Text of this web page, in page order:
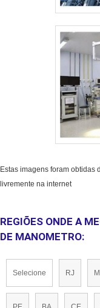
Estas imagens foram obtidas
livremente na internet
REGIÕES ONDE A
DE MANOMETRO:
Selecione RJ